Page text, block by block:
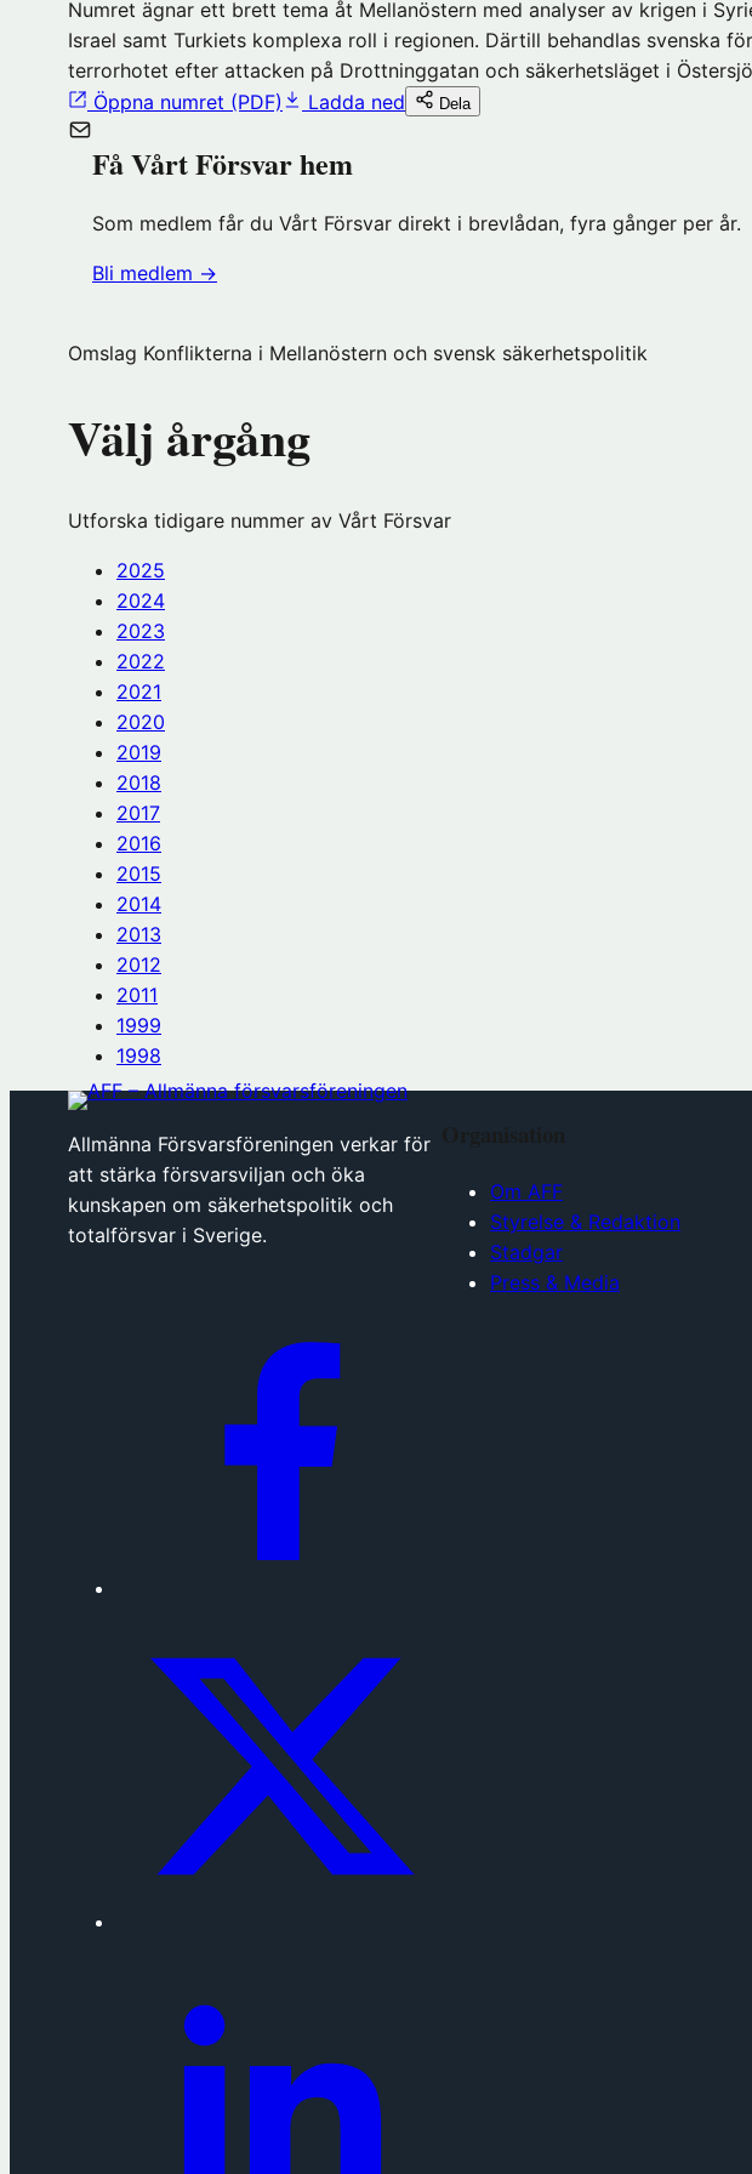
Numret ägnar ett brett tema åt Mellanöstern med analyser av krigen i
Israel samt Turkiets komplexa roll i regionen. Därtill behandlas svenska
terrorhotet efter attacken på Drottninggatan och säkerhetsläget i
Öppna numret (PDF)
Ladda ned Dela
Få Vårt Försvar hem
Som medlem får du Vårt Försvar direkt i brevlådan, fyra gånger per år.
Bli medlem →
fönster
Föreningshuset)
Omslag Konflikterna i Mellanöstern och svensk säkerhetspolitik
Välj årgång
Utforska tidigare nummer av Vårt Försvar
2025
2024
2023
2022
2021
2020
2019
2018
2017
2016
2015
2014
2013
2012
2011
1999
1998
Allmänna Försvarsföreningen verkar för
att stärka försvarsviljan och öka
kunskapen om säkerhetspolitik och
totalförsvar i Sverige.
Om AFF
Styrelse & Redaktion
Stadgar
Press & Media